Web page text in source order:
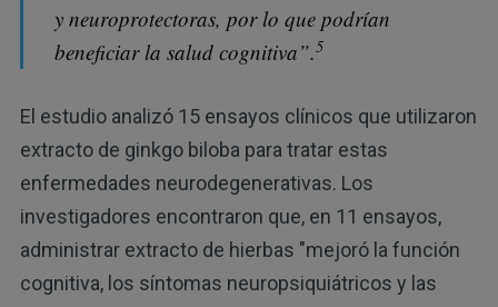
y neuroprotectoras, por lo que podrían
beneficiar la salud cognitiva”.5
El estudio analizó 15 ensayos clínicos que utilizaron
extracto de ginkgo biloba para tratar estas
enfermedades neurodegenerativas. Los
investigadores encontraron que, en 11 ensayos,
administrar extracto de hierbas "mejoró la función
cognitiva, los síntomas neuropsiquiátricos y las